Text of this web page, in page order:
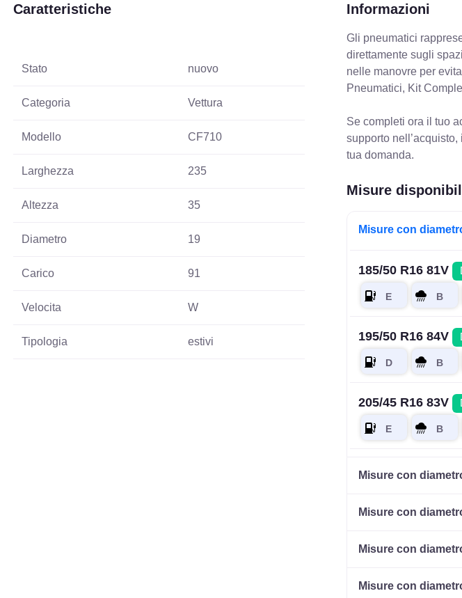
Caratteristiche
Stato nuovo
Categoria Vettura
Modello CF710
Larghezza 235
Altezza 35
Diametro 19
Carico 91
Velocita W
Tipologia estivi
Informazioni
Gli pneumatici
direttamente sugli
nelle manovre per
Pneumatici, Kit
Se completi ora il tuo
supporto
tua domanda.
Misure
Misure con
185/50 R16 81V
195/50 R16 84V
205/45 R16 83V
205/50 R16 87W
Misure con
Misure con
Misure con
Misure con